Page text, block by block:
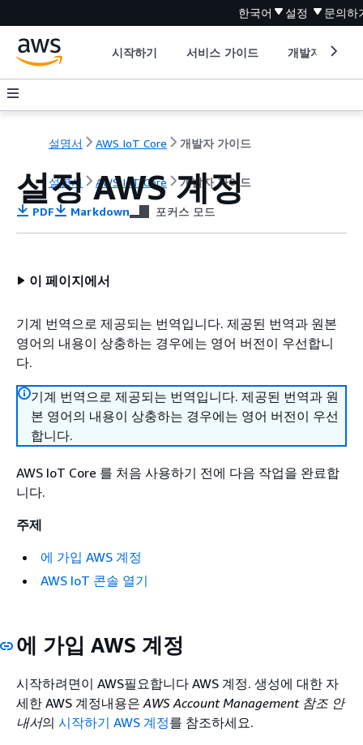
한국어 설정 문의하
시작하기 서비스 가이드 개발자 도구
설명서 AWS IoT Core 개발자 가이드
설명서 AWS IoT Core 개발자 가이드
설정 AWS 계정
PDF Markdown 포커스 모드
이 페이지에서
기계 번역으로 제공되는 번역입니다. 제공된 번역과 원본
영어의 내용이 상충하는 경우에는 영어 버전이 우선합니
다.
기계 번역으로 제공되는 번역입니다. 제공된 번역과 원
본 영어의 내용이 상충하는 경우에는 영어 버전이 우선
합니다.
AWS IoT Core 를 처음 사용하기 전에 다음 작업을 완료합
니다.
주제
에 가입 AWS 계정
AWS IoT 콘솔 열기
에 가입 AWS 계정
시작하려면이 AWS필요합니다 AWS 계정. 생성에 대한 자
세한 AWS 계정내용은 AWS Account Management 참조 안
내서의 시작하기 AWS 계정를 참조하세요.